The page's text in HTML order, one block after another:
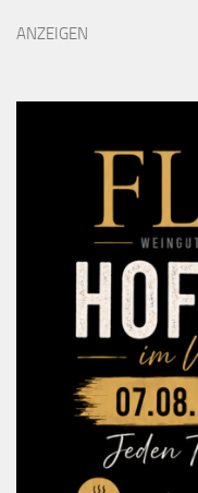
ANZEIGEN